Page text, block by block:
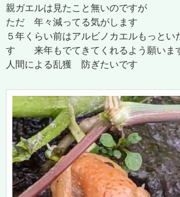
親ガエルは見たこと無いのですが
ただ 年々減ってる気がします
５年くらい前はアルビノカエルもっとい
す 来年もでてきてくれるよう願いま
人間による乱獲 防ぎたいです